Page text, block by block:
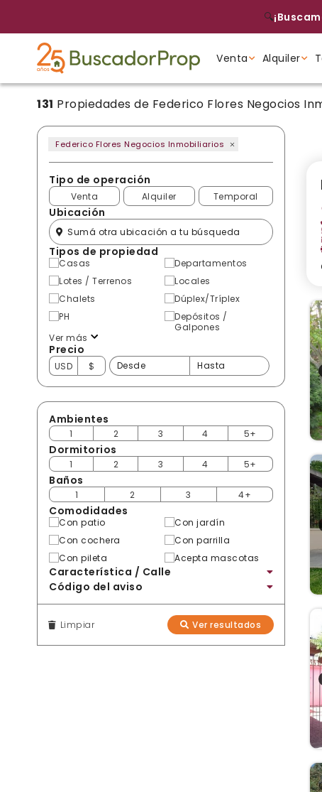
🔍
Venta
Tipo de propiedad
Alquiler
Tipo de propiedad
Tipo de propiedad
131 Propiedades de Federico Flores Negocios
Federico Flores Negocios Inmobiliarios
Tipo de operación
Venta Alquiler Temporal
Ubicación
Tipos de propiedad
Casas
Departamentos
Lotes / Terrenos
Locales
Chalets
Dúplex/Tríplex
PH
Depósitos /
Galpones
Ver más
Precio
USD $
Ambientes
1 2 3 4 5+
Dormitorios
1 2 3 4 5+
Baños
1 2 3 4+
Comodidades
Con patio
Con jardín
Con cochera
Con parrilla
Con pileta
Acepta mascotas
Característica / Calle
Código del aviso
Limpiar Ver resultados